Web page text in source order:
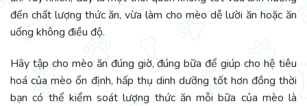
đến chất lượng thức ăn, vừa làm cho mèo dễ lười ăn hoặc ăn
uống không điều độ.
Hãy tập cho mèo ăn đúng giờ, đúng bữa để giúp cho hệ tiêu
hoá của mèo ổn định, hấp thụ dinh dưỡng tốt hơn đồng thời
bạn có thể kiểm soát lượng thức ăn mỗi bữa của mèo là